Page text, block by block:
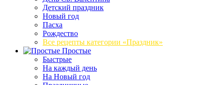
Детский праздник
Новый год
Пасха
Рождество
Все рецепты категории «Праздник»
Простые
Быстрые
На каждый день
На Новый год